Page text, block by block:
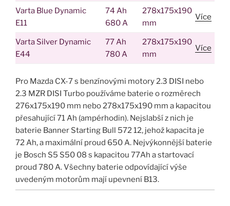
Varta Blue Dynamic
E11
74 Ah
680 A
278x175x190
mm
Více
Varta Silver Dynamic
E44
77 Ah
780 A
278x175x190
mm
Více
Pro Mazda CX-7 s benzínovými motory 2.3 DISI nebo
2.3 MZR DISI Turbo používáme baterie o rozměrech
276x175x190 mm nebo 278x175x190 mm a kapacitou
přesahující 71 Ah (ampérhodin). Nejslabší z nich je
baterie Banner Starting Bull 572 12, jehož kapacita je
72 Ah, a maximální proud 650 A. Nejvýkonnější baterie
je Bosch S5 S50 08 s kapacitou 77Ah a startovací
proud 780 A. Všechny baterie odpovídající výše
uvedeným motorům mají upevnení B13.